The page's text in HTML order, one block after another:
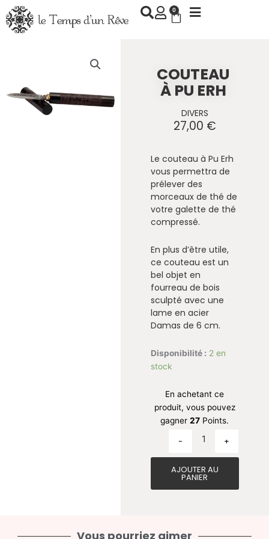
Aller
au
contenu
0
Panier
COUTEAU
À PU ERH
DIVERS
27,00 €
Le couteau à Pu Erh
vous permettra de
prélever des
morceaux de thé de
votre galette de thé
compressé.
En plus d’être utile,
ce couteau est un
bel objet en
fourreau de bois
sculpté avec une
lame en acier
Damas de 6 cm.
Disponibilité : 2 en
stock
En achetant ce
produit, vous pouvez
gagner27 Points.
quantité de
- +
AJOUTER AU
PANIER
Vous pourriez aimer